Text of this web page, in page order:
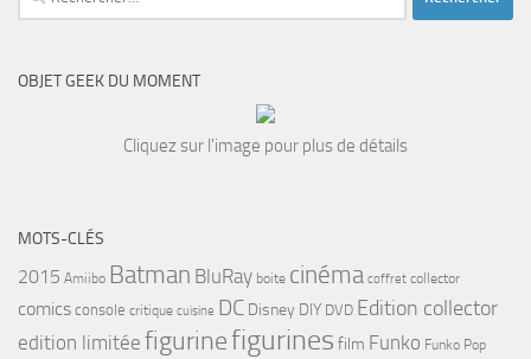
OBJET GEEK DU MOMENT
Cliquez sur l'image pour plus de détails
MOTS-CLÉS
2015 Amiibo Batman BluRay boite cinéma coffret collector
comics console critique cuisine DC Disney DIY DVD Edition collector
edition limitée figurinefigurines film Funko Funko Pop